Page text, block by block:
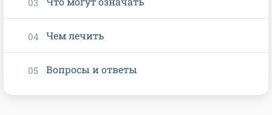
Чем лечить
Вопросы и ответы